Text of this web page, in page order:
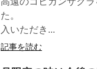
た。 （
入いただき...
記事を読む